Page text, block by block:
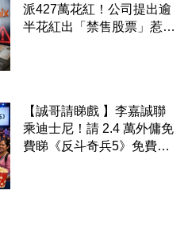
派427萬花紅！公司提出逾
半花紅出「禁售股票」惹工
【誠哥請睇戲 】李嘉誠聯
乘迪士尼！請 2.4 萬外傭免
費睇《反斗奇兵5》免費包